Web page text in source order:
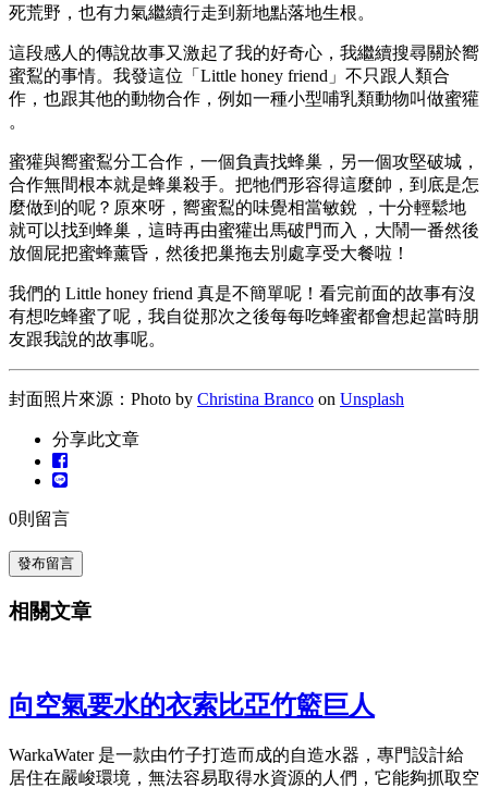
死荒野，也有力氣繼續行走到新地點落地生根。
這段感人的傳說故事又激起了我的好奇心，我繼續搜尋關於嚮
蜜鴷的事情。我發這位「Little honey friend」不只跟人類合
作，也跟其他的動物合作，例如一種小型哺乳類動物叫做蜜獾
。
蜜獾與嚮蜜鴷分工合作，一個負責找蜂巢，另一個攻堅破城，
合作無間根本就是蜂巢殺手。把牠們形容得這麼帥，到底是怎
麼做到的呢？原來呀，嚮蜜鴷的味覺相當敏銳 ，十分輕鬆地
就可以找到蜂巢，這時再由蜜獾出馬破門而入，大鬧一番然後
放個屁把蜜蜂薰昏，然後把巢拖去別處享受大餐啦！
我們的 Little honey friend 真是不簡單呢！看完前面的故事有沒
有想吃蜂蜜了呢，我自從那次之後每每吃蜂蜜都會想起當時朋
友跟我說的故事呢。
封面照片來源：Photo by Christina Branco on Unsplash
分享此文章
0則留言
發布留言
相關文章
向空氣要水的衣索比亞竹籃巨人
WarkaWater 是一款由竹子打造而成的自造水器，專門設計給
居住在嚴峻環境，無法容易取得水資源的人們，它能夠抓取空